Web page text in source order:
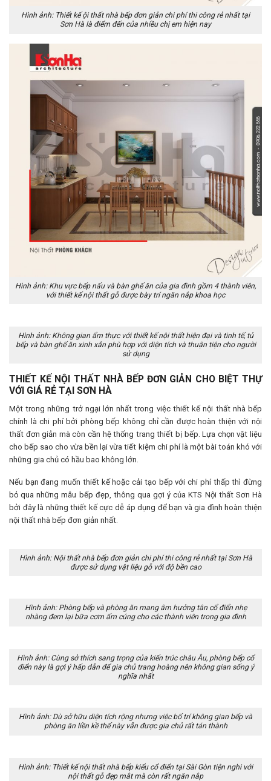
Hình ảnh: Thiết kế ội thất nhà bếp đơn giản chi phí thi công rẻ nhất tại
Sơn Hà là điểm đến của nhiều chị em hiện nay
Hình ảnh: Khu vực bếp nấu và bàn ghế ăn của gia đình gồm 4 thành viên,
với thiết kế nội thất gỗ được bày trí ngăn nắp khoa học
Hình ảnh: Không gian ẩm thực với thiết kế nội thất hiện đại và tinh tế, tủ
bếp và bàn ghế ăn xinh xắn phù hợp với diện tích và thuận tiện cho người
sử dụng
THIẾT KẾ NỘI THẤT NHÀ BẾP ĐƠN GIẢN CHO BIỆT THỰ
VỚI GIÁ RẺ TẠI SƠN HÀ
Một trong những trở ngại lớn nhất trong việc thiết kế nội thất nhà bếp
chính là chi phí bởi phòng bếp không chỉ cần được hoàn thiện với nội
thất đơn giản mà còn cần hệ thống trang thiết bị bếp. Lựa chọn vật liệu
cho bếp sao cho vừa bền lại vừa tiết kiệm chi phí là một bài toán khó với
những gia chủ có hầu bao không lớn.
Nếu bạn đang muốn thiết kế hoặc cải tạo bếp với chi phí thấp thì đừng
bỏ qua những mẫu bếp đẹp, thông qua gợi ý của KTS Nội thất Sơn Hà
bởi đây là những thiết kế cực dễ áp dụng để bạn và gia đình hoàn thiện
nội thất nhà bếp đơn giản nhất.
Hình ảnh: Nội thất nhà bếp đơn giản chi phí thi công rẻ nhất tại Sơn Hà
được sử dụng vật liệu gỗ với độ bền cao
Hình ảnh: Phòng bếp và phòng ăn mang âm hưởng tân cổ điển nhẹ
nhàng đem lại bữa cơm ấm cúng cho các thành viên trong gia đình
Hình ảnh: Cùng sở thích sang trọng của kiến trúc châu Âu, phòng bếp cổ
điển này là gợi ý hấp dẫn để gia chủ trang hoàng nên không gian sống ý
nghĩa nhất
Hình ảnh: Dù sở hữu diện tích rộng nhưng việc bố trí không gian bếp và
phòng ăn liền kề thế này vẫn được gia chủ rất tán thành
Hình ảnh: Thiết kế nội thất nhà bếp kiểu cổ điển tại Sài Gòn tiện nghi với
nội thất gỗ đẹp mắt mà còn rất ngăn nắp